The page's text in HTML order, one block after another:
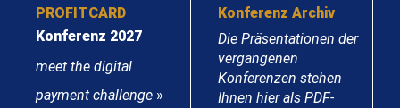
PROFITCARD
Konferenz 2027
meet the digital
payment challenge »
Konferenz Archiv
Die Präsentationen der
vergangenen
Konferenzen stehen
Ihnen hier als PDF-